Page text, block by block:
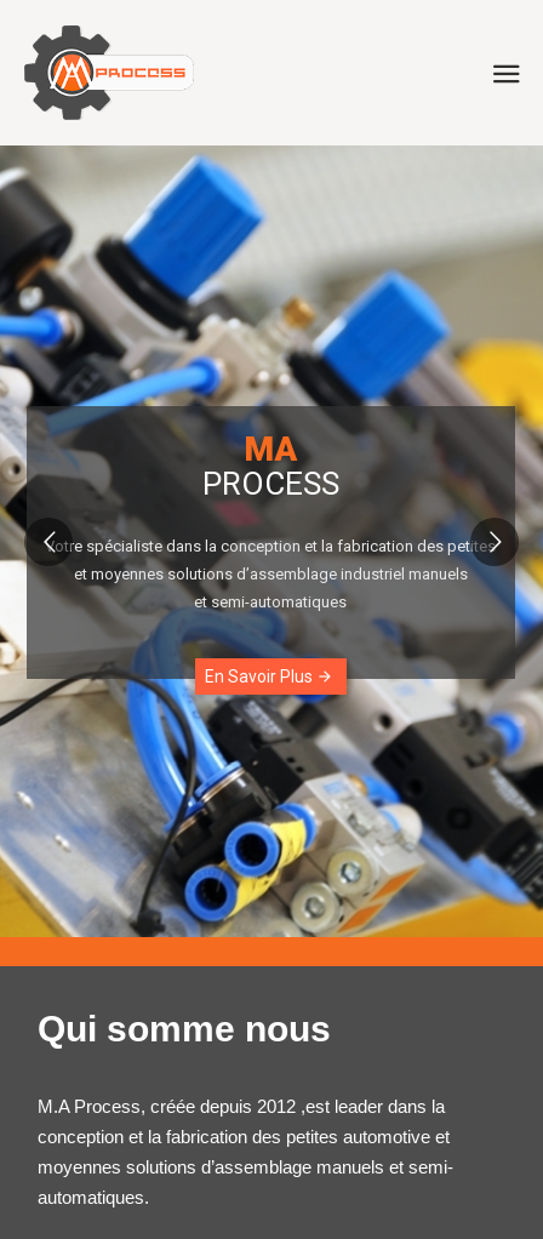
MA
PROCESS
Votre spécialiste dans la conception et la fabrication des petites
et moyennes solutions d’assemblage industriel manuels
et semi-automatiques
En Savoir Plus arrow_forward
Qui somme nous
M.A Process, créée depuis 2012 ,est leader dans la
conception et la fabrication des petitesautomotive et
moyennes solutions d’assemblage manuels et semi-
automatiques.